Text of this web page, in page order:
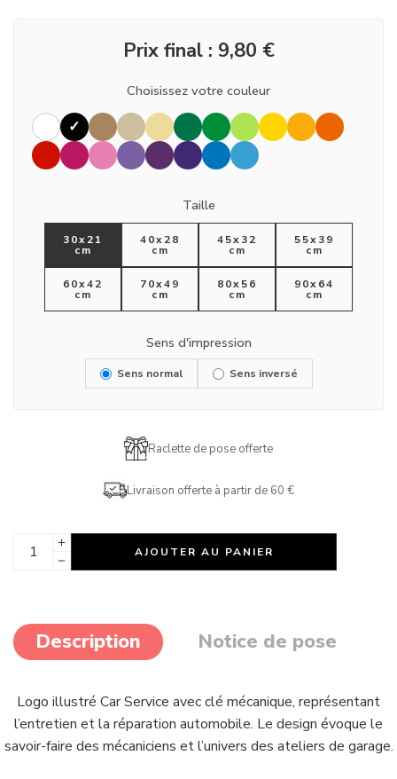
Prix final : 9,80 €
Choisissez votre couleur
Taille
30x21
cm
40x28
cm
45x32
cm
55x39
cm
60x42
cm
70x49
cm
80x56
cm
90x64
cm
Sens d'impression
Sens normal Sens inversé
Raclette de pose offerte
Livraison offerte à partir de 60 €
AJOUTER AU PANIER
Description Notice de pose
Logo illustré Car Service avec clé mécanique, représentant
l’entretien et la réparation automobile. Le design évoque le
savoir-faire des mécaniciens et l’univers des ateliers de garage.